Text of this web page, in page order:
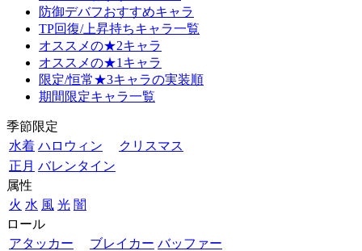
防御デバフおすすめキャラ
TP回復/上昇持ちキャラ一覧
オススメの★2キャラ
オススメの★1キャラ
限定/恒常★3キャラの実装順
期間限定キャラ一覧
季節限定
水着 ハロウィン
クリスマス
正月 バレンタイン
属性
火 水 風 光 闇
ロール
アタッカー
ブレイカー バッファー